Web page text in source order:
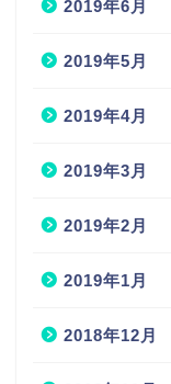
2019年6月
2019年5月
2019年4月
2019年3月
2019年2月
2019年1月
2018年12月